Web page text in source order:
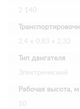
2 140
2,4 х 0,83 х 2,32
Тип двигателя
Электрический
Рабочая высота, м
10